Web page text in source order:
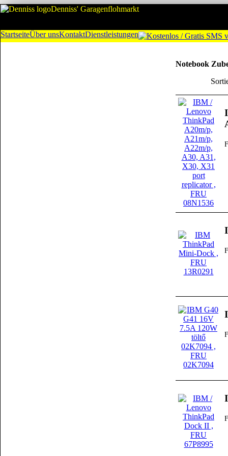
Denniss' Garagenflohmarkt
StartseiteÜber unsKontaktDienstleistungen
Notebook